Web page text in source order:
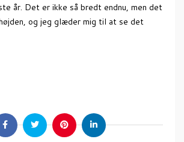
år. Det er ikke så bredt endnu, men det
og jeg glæder mig til at se det